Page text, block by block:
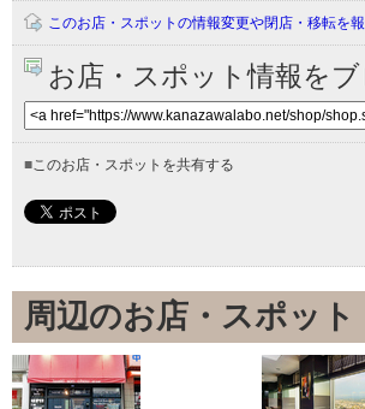
このお店・スポットの情報変更や閉店・移転を
お店・スポット情報を
■このお店・スポットを共有する
周辺のお店・スポット